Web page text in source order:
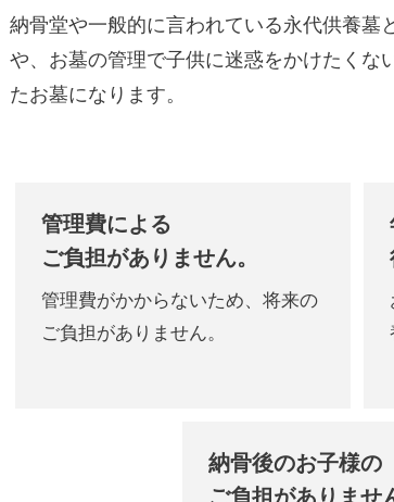
納骨堂や一般的に言われている永代供養墓
や、お墓の管理で子供に迷惑をかけたくな
たお墓になります。
管理費による
ご負担がありません。
管理費がかからないため、 将来の
ご負担がありません。
納骨後のお子様の